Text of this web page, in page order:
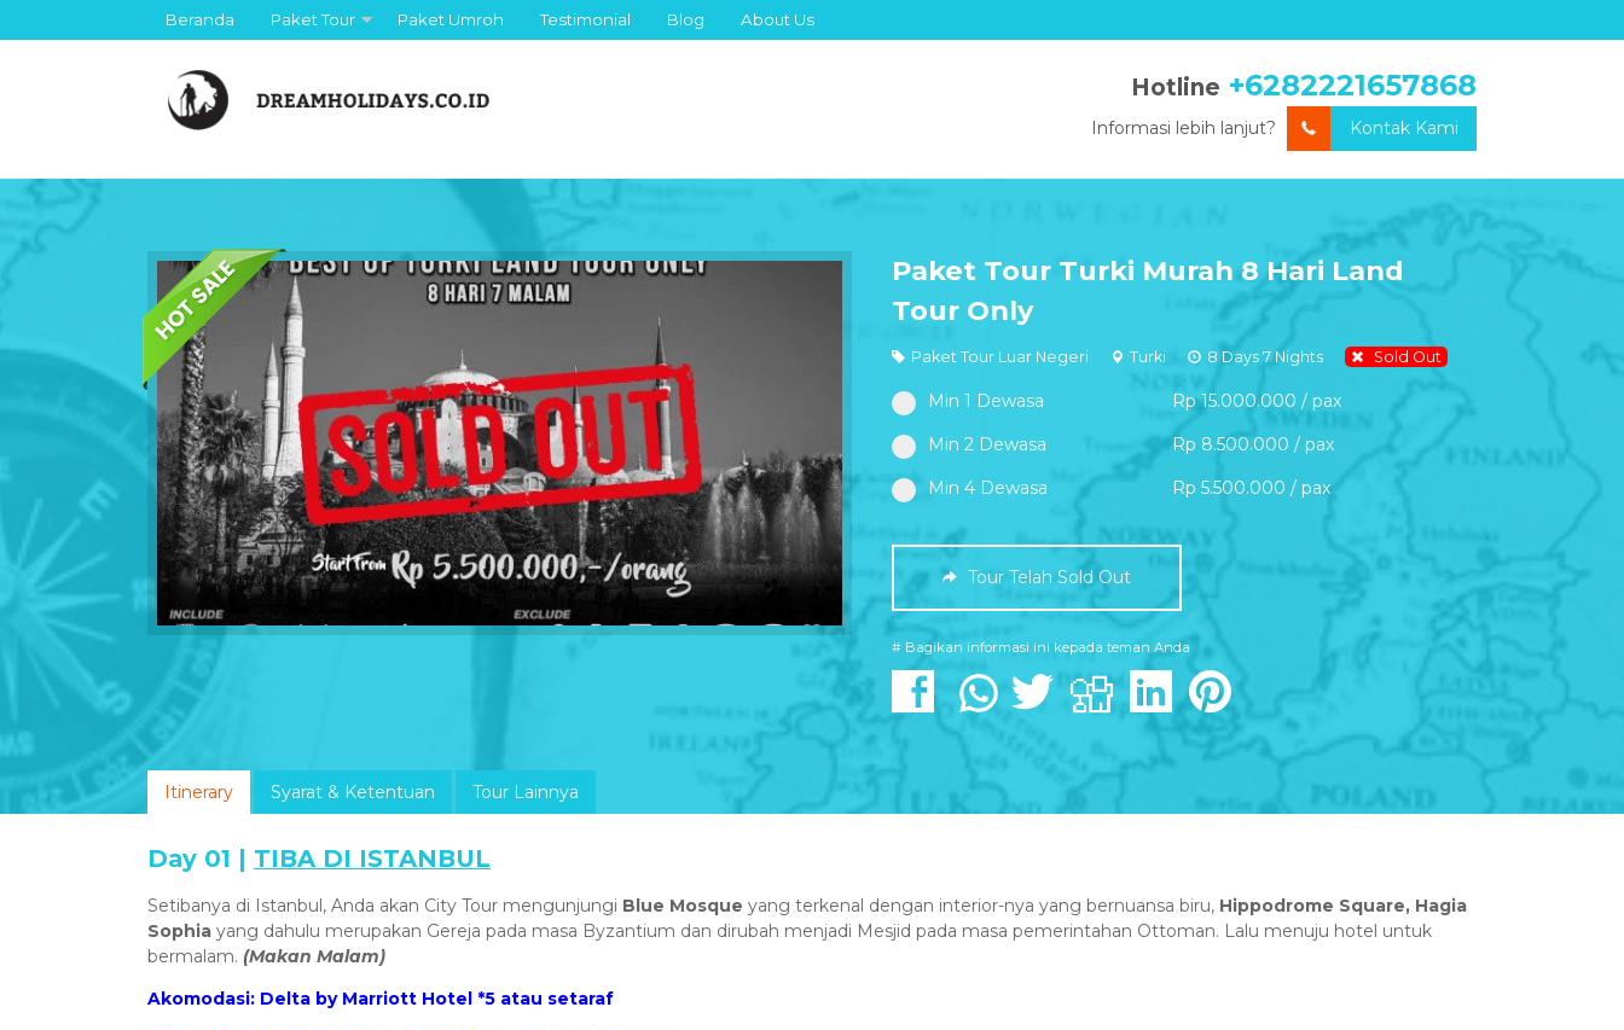
Beranda Paket Tour Paket Umroh Testimonial Blog About Us
Hotline +6282221657868
Informasi lebih lanjut? Kontak Kami
Paket Tour Turki Murah 8 Hari Land
Tour Only
Paket Tour Luar Negeri Turki 8 Days 7 Nights Sold Out
Min 1 Dewasa
Rp 15.000.000 / pax
Min 2 Dewasa
Rp 8.500.000 / pax
Min 4 Dewasa
Rp 5.500.000 / pax
Tour Telah Sold Out
# Bagikan informasi ini kepada teman Anda
Itinerary Syarat & Ketentuan Tour Lainnya
Day 01 | TIBA DI ISTANBUL
Setibanya di Istanbul, Anda akan City Tour mengunjungi Blue Mosque yang terkenal dengan interior-nya yang bernuansa biru, Hippodrome Square, Hagia
Sophia yang dahulu merupakan Gereja pada masa Byzantium dan dirubah menjadi Mesjid pada masa pemerintahan Ottoman. Lalu menuju hotel untuk
bermalam. (Makan Malam)
Akomodasi: Delta by Marriott Hotel *5 atau setaraf